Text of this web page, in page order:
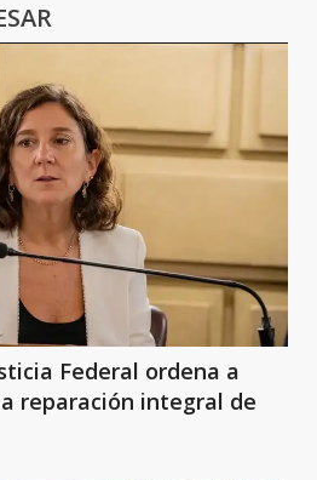
Federal ordena a
reparación integral de